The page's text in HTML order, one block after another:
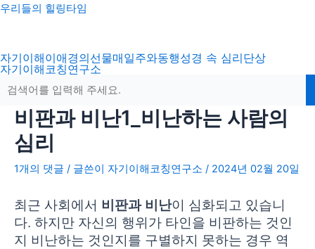
콘
로
건
너
우리들의 힐링타임
자기이해이애경의선물매일주와동행성경 속 심리단상
자기이해코칭연구소
비판과 비난1_비난하는 사람의
심리
1개의 댓글 / 글쓴이 자기이해코칭연구소 / 2024년 02월 20일
최근 사회에서 비판과 비난이 심화되고 있습니
다. 하지만 자신의 행위가 타인을 비판하는 것인
지 비난하는 것인지를 구별하지 못하는 경우 역
포
탐
색